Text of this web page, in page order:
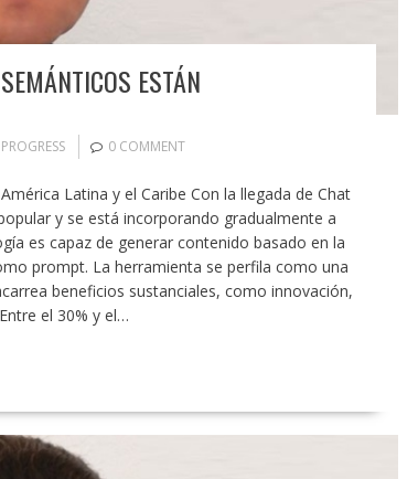
ESTÁN
PROGRESS 0 COMMENT
Latina y el Caribe Con la llegada de Chat
y se está incorporando gradualmente a
es capaz de generar contenido basado en la
prompt. La herramienta se perfila como una
beneficios sustanciales, como innovación,
el 30% y el…